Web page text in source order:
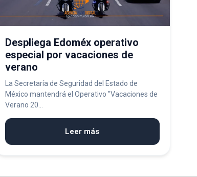
Despliega Edoméx operativo
especial por vacaciones de
verano
La Secretaría de Seguridad del Estado de
México mantendrá el Operativo "Vacaciones de
Verano 20...
Leer más